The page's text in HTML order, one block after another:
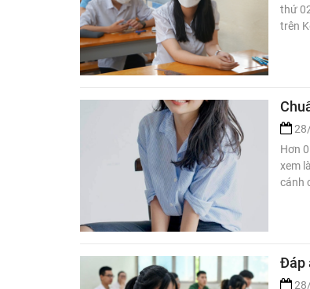
thứ
trên
Hơn
xem
cánh
Đáp